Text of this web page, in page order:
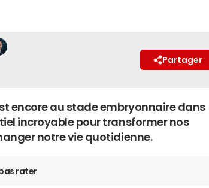
Partager
encore au stade embryonnaire dans
incroyable pour transformer nos
notre vie quotidienne.
rater